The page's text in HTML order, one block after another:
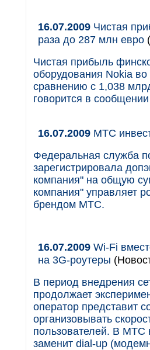
16.07.2009 Чистая
раза до 287 млн евро
Чистая прибыль
оборудования Nokia
сравнению с 1,038
говорится в
16.07.2009 МТС
Федеральная служба
зарегистрировала
компания" на общую
компания" управляет
брендом МТС.
16.07.2009 Wi-Fi
на 3G-роутеры
В период внедрения
продолжает
оператор представит
организовывать
пользователей. В МТС
заменит dial-up